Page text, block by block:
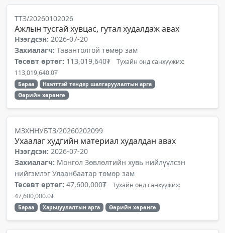
ТТЗ/20260102026
Ажлын тусгай хувцас, гутал худалдаж авах
Нээгдсэн: 2026-07-20
Захиалагч: Тавантолгой төмөр зам
Төсөвт өртөг: 113,019,640₮ Тухайн онд санхүүжих:
113,019,640.0₮
Бараа
Нээлттэй тендер шалгаруулалтын арга
Өөрийн хөрөнгө
МЗХННУБТЗ/20260202099
Ухаалаг худгийн материал худалдан авах
Нээгдсэн: 2026-07-20
Захиалагч: Монгол Зөвлөлтийн хувь нийлүүлсэн
нийгэмлэг Улаанбаатар төмөр зам
Төсөвт өртөг: 47,600,000₮ Тухайн онд санхүүжих:
47,600,000.0₮
Бараа Харьцуулалтын арга Өөрийн хөрөнгө